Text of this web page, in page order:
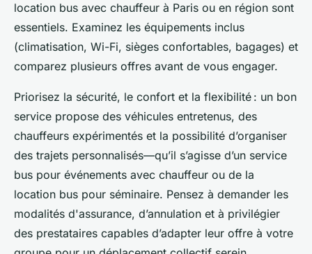
location bus avec chauffeur à Paris ou en région sont
essentiels. Examinez les équipements inclus
(climatisation, Wi-Fi, sièges confortables, bagages) et
comparez plusieurs offres avant de vous engager.
Priorisez la sécurité, le confort et la flexibilité : un bon
service propose des véhicules entretenus, des
chauffeurs expérimentés et la possibilité d’organiser
des trajets personnalisés—qu’il s’agisse d’un service
bus pour événements avec chauffeur ou de la
location bus pour séminaire. Pensez à demander les
modalités d'assurance, d’annulation et à privilégier
des prestataires capables d’adapter leur offre à votre